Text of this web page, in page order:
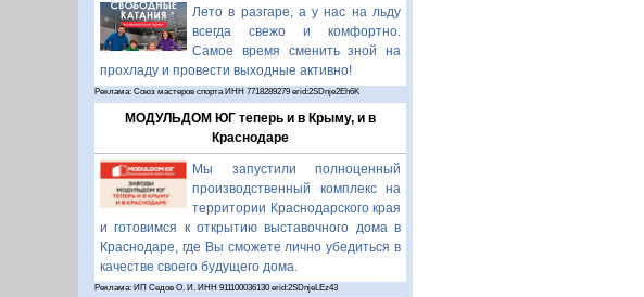
Лето в разгаре, а у нас на льду
всегда свежо и комфортно.
Самое время сменить зной на
прохладу и провести выходные активно!
Реклама: Союз мастеров спорта ИНН 7718289279 erid:2SDnje2Eh6K
МОДУЛЬДОМ ЮГ теперь и в Крыму, и в
Краснодаре
Мы запустили полноценный
производственный комплекс на
территории Краснодарского края
и готовимся к открытию выставочного дома в
Краснодаре, где Вы сможете лично убедиться в
качестве своего будущего дома.
Реклама: ИП Седов О. И. ИНН 911100036130 erid:2SDnjeLEz43